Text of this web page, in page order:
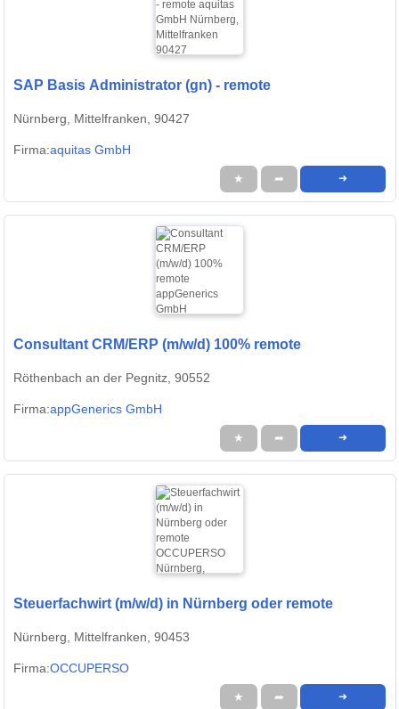
SAP Basis Administrator (gn) - remote
Nürnberg, Mittelfranken, 90427
Firma:aquitas GmbH
★ ➦ ➜
Consultant CRM/ERP (m/w/d) 100% remote
Röthenbach an der Pegnitz, 90552
Firma:appGenerics GmbH
★ ➦ ➜
Steuerfachwirt (m/w/d) in Nürnberg oder remote
Nürnberg, Mittelfranken, 90453
Firma:OCCUPERSO
★ ➦ ➜